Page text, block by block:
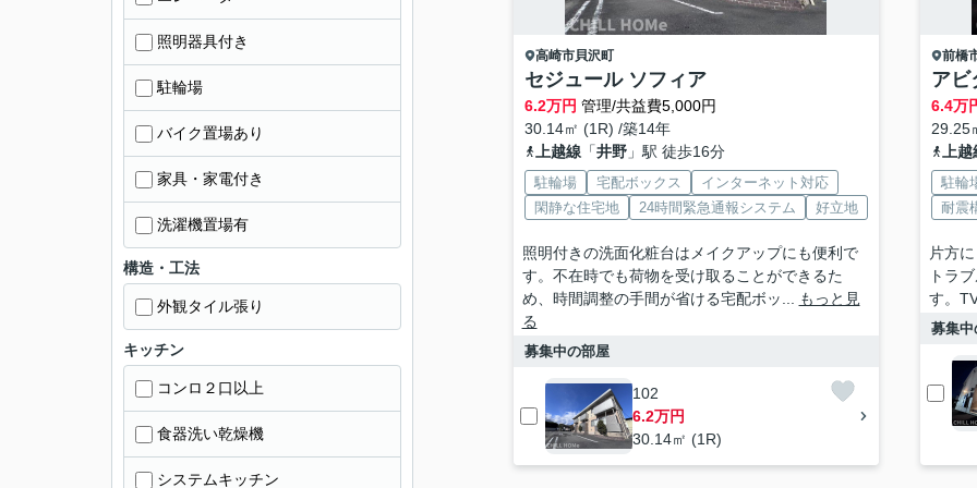
高崎市貝沢町
セジュール ソフィア
6.2万円 管理/共益費5,000円
30.14㎡ (1R) /築14年
上越線「井野」駅 徒歩16分
駐輪場 宅配ボックス
インターネット対応
閑静な住宅地
24時間緊急通報システム 好立地
照明付きの洗面化粧台はメイクアップにも便利で
す。不在時でも荷物を受け取ることができるた
め、時間調整の手間が省ける宅配ボッ...
もっと見
る
募集中の部屋
102
6.2万円
30.14㎡ (1R)
前橋
アビ
6.4万
29.25
上
駐輪
耐震
片方
トラ
す。
募集中
照明器具付き
駐輪場
バイク置場あり
家具・家電付き
洗濯機置場有
構造・工法
外観タイル張り
キッチン
コンロ２口以上
食器洗い乾燥機
システムキッチン